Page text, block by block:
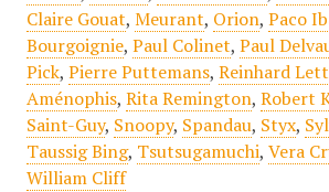
Claire Gouat, Meurant, Orion, Paco
Bourgoignie, Paul Colinet, Paul
Pick, Pierre Puttemans, Reinhard
Aménophis, Rita Remington, Robert
Saint-Guy, Snoopy, Spandau, Styx,
Taussig Bing, Tsutsugamuchi, Vera
William Cliff